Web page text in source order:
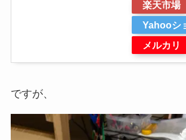
楽天市場
Yahooシ
メルカリ
ですが、